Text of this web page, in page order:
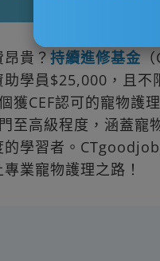
貴？ 持續進修基金
學員$25,000，且不
獲CEF認可的寵物護
至高級程度，涵蓋寵
學習者。
業寵物護理之路！